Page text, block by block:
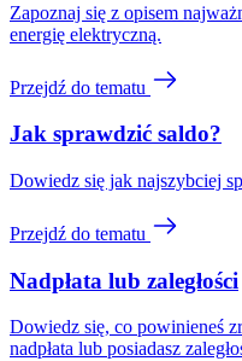
Zapoznaj się z opisem
energię elektryczną.
Przejdź do tematu
Jak sprawdzić saldo?
Dowiedz się jak najszybciej
Przejdź do tematu
Nadpłata lub zaległości
Dowiedz się, co powinieneś
nadpłata lub posiadasz